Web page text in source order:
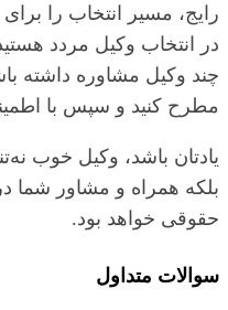
رایج، مسیر انتخاب را
در انتخاب وکیل مردد
چند وکیل مشاوره داشته
مطرح کنید و سپس با
یادتان باشد، وکیل خوب
بلکه همراه و مشاور
حقوقی خواهد بود.
سوالات متداول